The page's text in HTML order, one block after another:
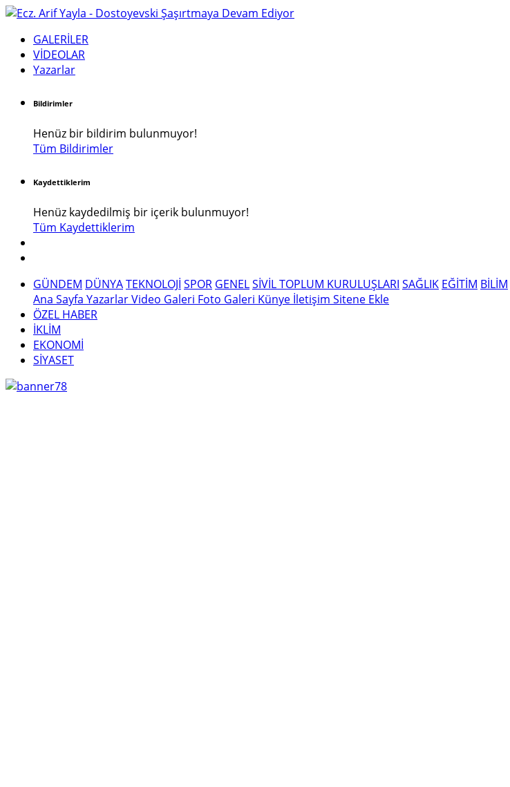
GALERİLER
VİDEOLAR
Yazarlar
Bildirimler
Henüz bir bildirim bulunmuyor!
Tüm Bildirimler
Kaydettiklerim
Henüz kaydedilmiş bir içerik bulunmuyor!
Tüm Kaydettiklerim
GÜNDEM DÜNYATEKNOLOJİ SPOR GENELSİVİL TOPLUM KURULUŞLARI SAĞLIK EĞİTİM BİLİM
Ana Sayfa YazarlarVideo Galeri Foto Galeri Künye İletişim Sitene Ekle
ÖZEL HABER
İKLİM
EKONOMİ
SİYASET